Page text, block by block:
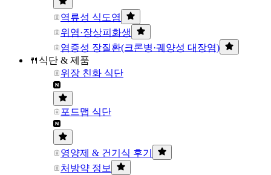
역류성 식도염
위염·장상피화생
염증성 장질환(크론병·궤양성 대장염)
🍴식단 & 제품
위장 친화 식단
포드맵 식단
영양제 & 건기식 후기
처방약 정보